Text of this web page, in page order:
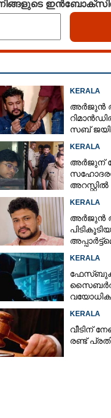
KERALA
അർജുൻ
സബ്
KERALA
അർജുന്
അറസ്റ്റിൽ
KERALA
അർജുൻ
KERALA
KERALA
വീടിന്
രണ്ട്